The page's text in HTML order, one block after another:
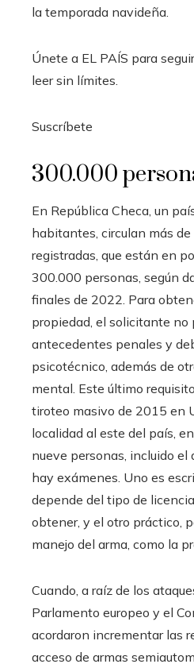
la temporada navideña.
Únete a EL PAÍS para
leer sin límites.
Suscríbete
300.000
En República Checa, un
habitantes, circulan más
registradas, que están en
300.000 personas, según
finales de 2022. Para
propiedad, el solicitante no
antecedentes penales y
psicotécnico, además de
mental. Este último
tiroteo masivo de 2015 en
localidad al este del país,
nueve personas, incluido
hay exámenes. Uno es
depende del tipo de
obtener, y el otro práctico,
manejo del arma, como la
Cuando, a raíz de los
Parlamento europeo y el
acordaron incrementar las
acceso de armas